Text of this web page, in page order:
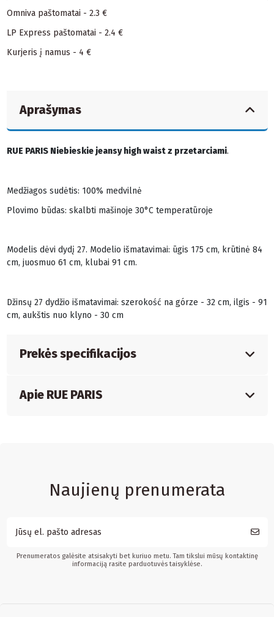
Omniva paštomatai - 2.3 €
LP Express paštomatai - 2.4 €
Kurjeris į namus - 4 €
Aprašymas
RUE PARIS Niebieskie jeansy high waist z przetarciami.
Medžiagos sudėtis: 100% medvilnė
Plovimo būdas: skalbti mašinoje 30°C temperatūroje
Modelis dėvi dydį 27. Modelio išmatavimai: ūgis 175 cm, krūtinė 84
cm, juosmuo 61 cm, klubai 91 cm.
Džinsų 27 dydžio išmatavimai: szerokość na górze - 32 cm, ilgis - 91
cm, aukštis nuo klyno - 30 cm
Prekės specifikacijos
Apie RUE PARIS
Naujienų prenumerata
Prenumeratos galėsite atsisakyti bet kuriuo metu. Tam tikslui mūsų kontaktinę
informaciją rasite parduotuvės taisyklėse.